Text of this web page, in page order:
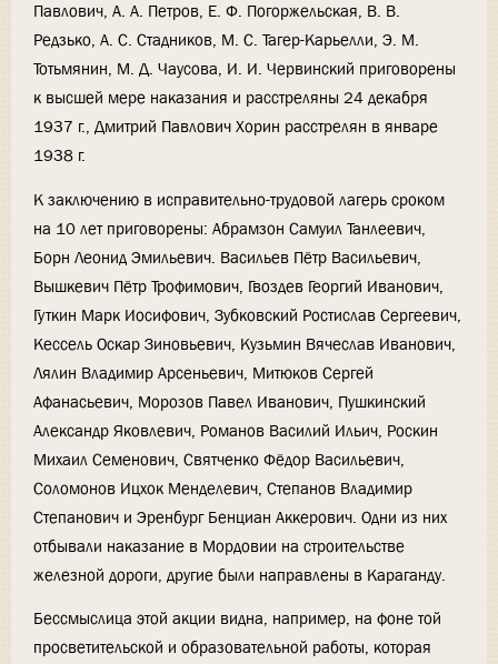
Павлович, А. А. Петров, Е. Ф. Погоржельская, В. В.
Редзько, А. С. Стадников, М. С. Тагер-Карьелли, Э. М.
Тотьмянин, М. Д. Чаусова, И. И. Червинский приговорены
к высшей мере наказания и расстреляны 24 декабря
1937 г., Дмитрий Павлович Хорин расстрелян в январе
1938 г.
К заключению в исправительно-трудовой лагерь сроком
на 10 лет приговорены: Абрамзон Самуил Танлеевич,
Борн Леонид Эмильевич. Васильев Пётр Васильевич,
Вышкевич Пётр Трофимович, Гвоздев Георгий Иванович,
Гуткин Марк Иосифович, Зубковский Ростислав Сергеевич,
Кессель Оскар Зиновьевич, Кузьмин Вячеслав Иванович,
Лялин Владимир Арсеньевич, Митюков Сергей
Афанасьевич, Морозов Павел Иванович, Пушкинский
Александр Яковлевич, Романов Василий Ильич, Роскин
Михаил Семенович, Святченко Фёдор Васильевич,
Соломонов Ицхок Менделевич, Степанов Владимир
Степанович и Эренбург Бенциан Аккерович. Одни из них
отбывали наказание в Мордовии на строительстве
железной дороги, другие были направлены в Караганду.
Бессмыслица этой акции видна, например, на фоне той
просветительской и образовательной работы, которая